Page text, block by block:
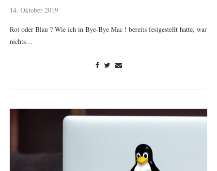
14. Oktober 2019
Rot oder Blau ? Wie ich in Bye-Bye Mac ! bereits festgestellt hatte, war
nichts…